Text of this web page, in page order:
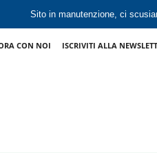
Sito in manutenzione, ci
CON NOI ISCRIVITI ALLA